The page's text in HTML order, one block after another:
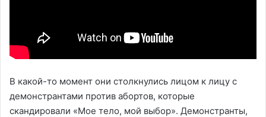
В какой-то момент они столкнулись лицом к лицу с
демонстрантами против абортов, которые
скандировали «Мое тело, мой выбор». Демонстранты,